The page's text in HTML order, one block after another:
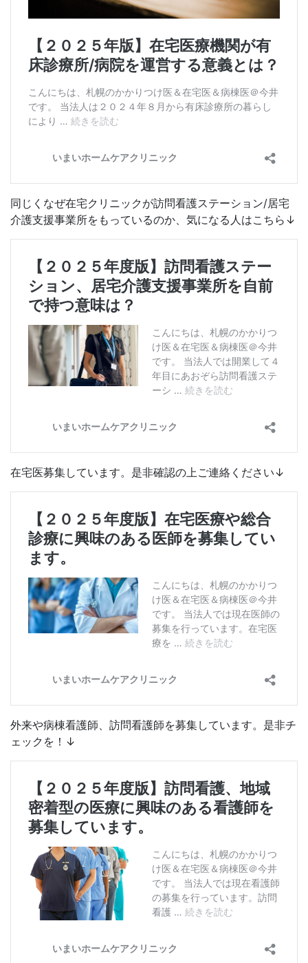
同じくなぜ在宅クリニックが訪問看護ステーション/居宅
介護支援事業所をもっているのか、気になる人はこちら↓
在宅医募集しています。是非確認の上ご連絡ください↓
外来や病棟看護師、訪問看護師を募集しています。是非チ
ェックを！↓